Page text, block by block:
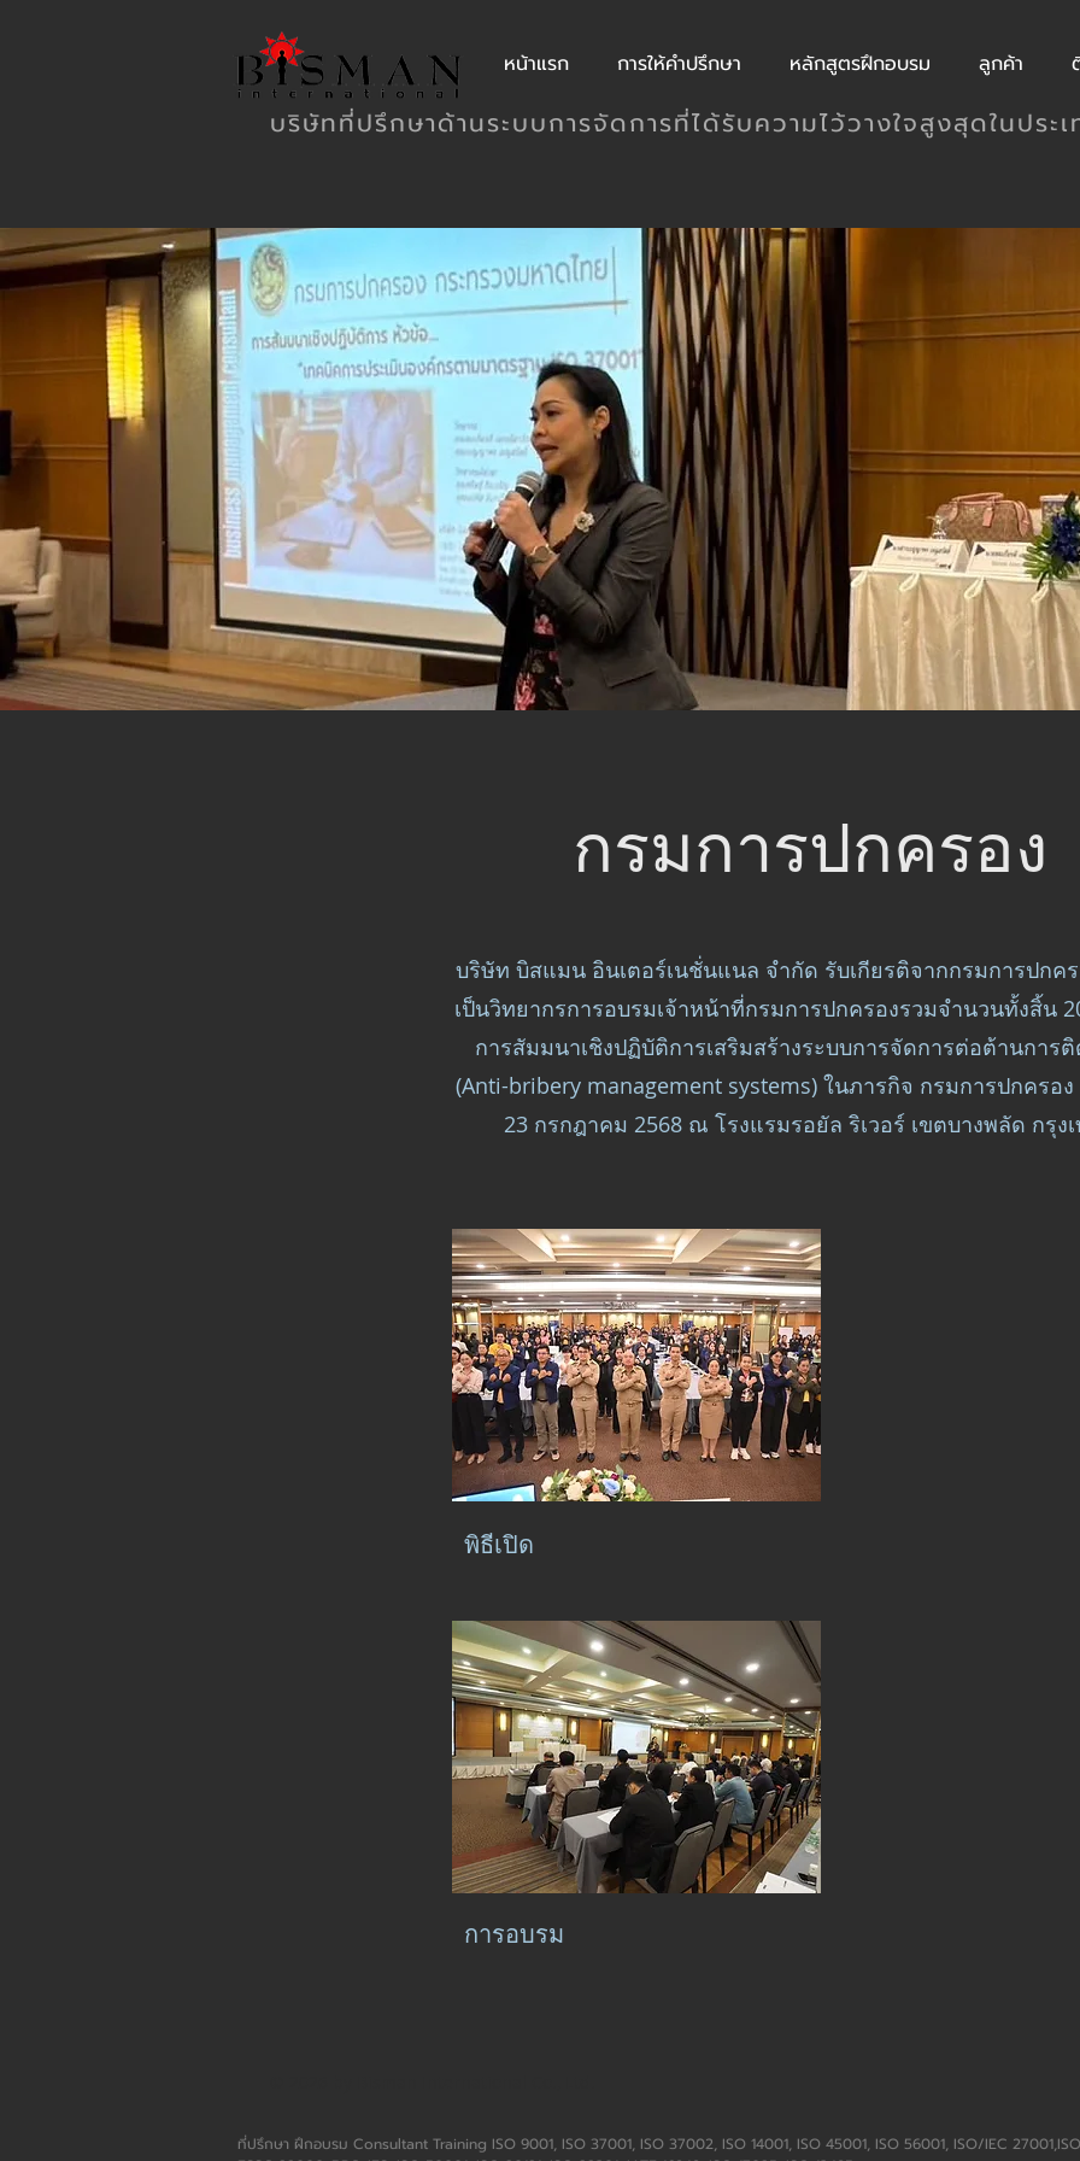
หน้าแรก การให้คำปรึกษา หลักสูตรฝึกอบรม ลูกค้า
บริษัทที่ปรึกษาด้านระบบการจัดการที่ได้รับความไว้วางใจสูงสุดในประเ
กรมการปกครอง
บริษัท บิสแมน อินเตอร์เนชั่นแนล จำกัด รับเกียรติจากกรมการปกค
เป็นวิทยากรการอบรมเจ้าหน้าที่กรมการปกครองรวมจำนวนทั้งสิ้น
การสัมมนาเชิงปฏิบัติการเสริมสร้างระบบการจัดการต่อต้านการ
(Anti-bribery management systems) ในภารกิจ กรมการปกครอง
23 กรกฎาคม 2568 ณ โรงแรมรอยัล ริเวอร์ เขตบางพลัด กรุง
พิธีเปิด
การอบรม
ที่ปรึกษา ฝึกอบรม Consultant Training ISO 9001, ISO 37001, ISO 37002, ISO 14001, ISO 45001, ISO 56001, ISO/IEC